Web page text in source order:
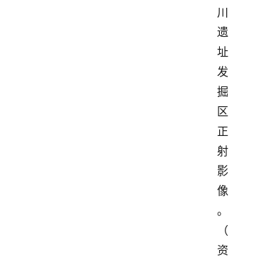
川
遗
址
发
掘
区
正
射
影
像
。
（
资